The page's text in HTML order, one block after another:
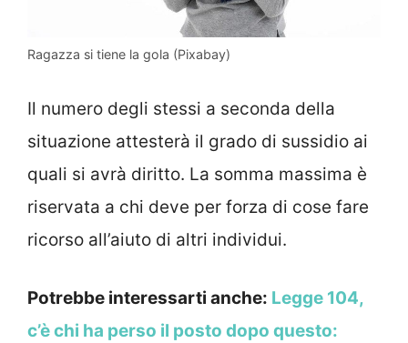
Ragazza si tiene la gola (Pixabay)
Il numero degli stessi a seconda della
situazione attesterà il grado di sussidio ai
quali si avrà diritto. La somma massima è
riservata a chi deve per forza di cose fare
ricorso all’aiuto di altri individui.
Potrebbe interessarti anche: Legge 104,
c’è chi ha perso il posto dopo questo: